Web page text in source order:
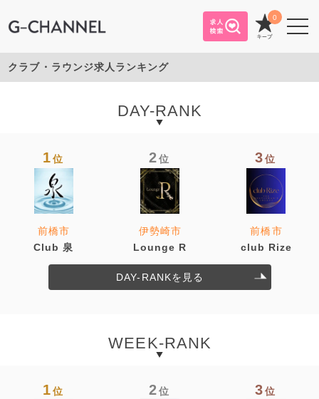
0
クラブ・ラウンジ求人ランキング
DAY-RANK
1位
前橋市
Club 泉
2位
伊勢崎市
Lounge R
3 位
前橋市
club Rize
DAY-RANKを見る
WEEK-RANK
1位 2位 3 位